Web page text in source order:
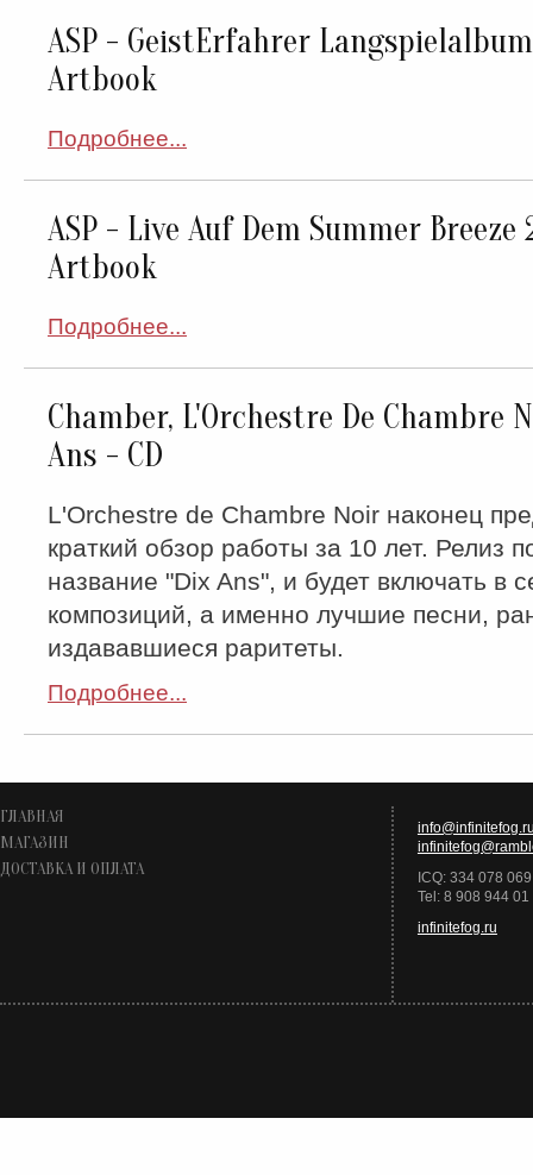
ASP - GeistErfahrer
Artbook
Подробнее...
ASP - Live Auf Dem Summer Breeze
Artbook
Подробнее...
Chamber, L'Orchestre De Chambre
Ans - CD
L'Orchestre de Chambre Noir наконец
краткий обзор работы за 10 лет. Релиз
название "Dix Ans", и будет включать в
композиций, а именно лучшие песни,
издававшиеся раритеты.
Подробнее...
ГЛАВНАЯ
МАГАЗИН
ДОСТАВКА И ОПЛАТА
ICQ: 334 078 069
Tel: 8 908 944 01
infinitefog.ru